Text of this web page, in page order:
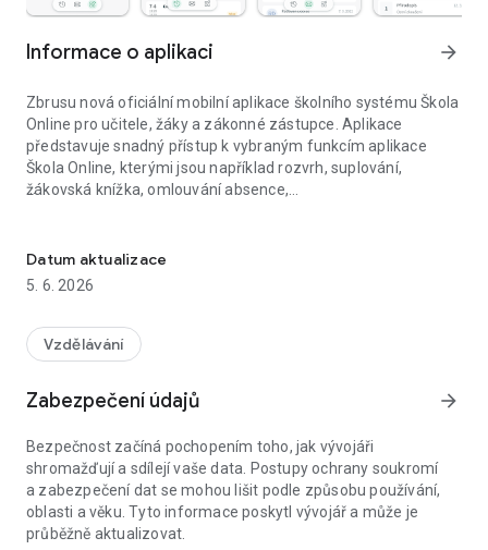
Informace o aplikaci arrow_forward
Zbrusu nová oficiální mobilní aplikace školního systému Škola
Online pro učitele, žáky a zákonné zástupce. Aplikace
představuje snadný přístup k vybraným funkcím aplikace
Škola Online, kterými jsou například rozvrh, suplování,
žákovská knížka, omlouvání absence,…
Učitelé mohou:
- číst a posílat zprávy,
- omlouvat absenci svých dětí,
- zadávat hodnocení chování,
Pro žáky a zákonné zástupce je v aplikaci připraveno:
- sledování aktuálního rozvrhu i se školními akcemi a
suplováním,
- přehled plánovaných písemek a domácích úkolů,
Datum aktualizace
5. 6. 2026
Vzdělávání
Zabezpečení údajů arrow_forward
Bezpečnost začíná pochopením toho, jak vývojáři
shromažďují a sdílejí vaše data. Postupy ochrany soukromí
a zabezpečení dat se mohou lišit podle způsobu používání,
oblasti a věku. Tyto informace poskytl vývojář a může je
průběžně aktualizovat.